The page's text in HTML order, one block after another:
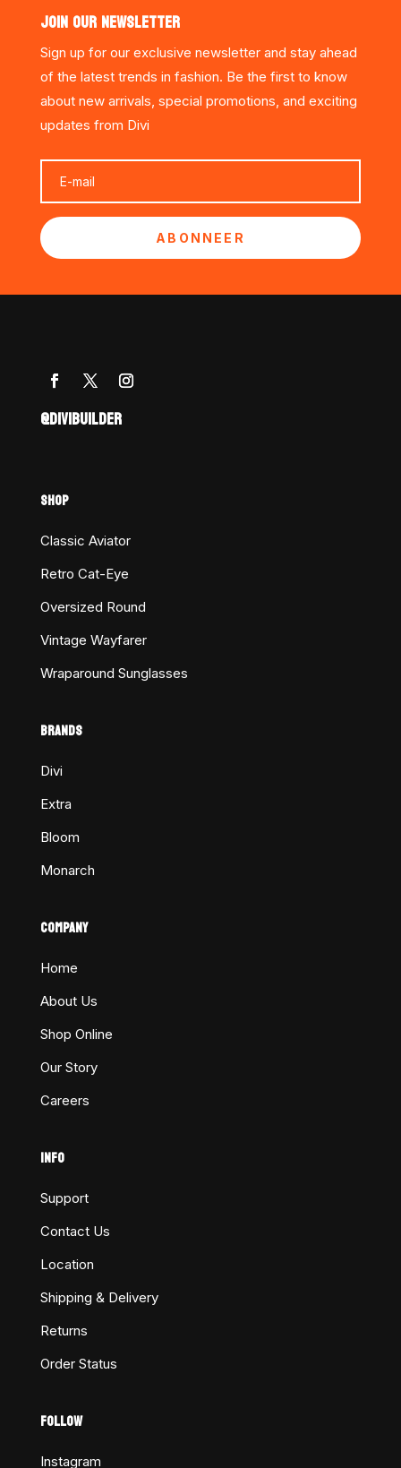
JOIN OUR NEWSLETTER
Sign up for our exclusive newsletter and stay ahead
of the latest trends in fashion. Be the first to know
about new arrivals, special promotions, and exciting
updates from Divi
ABONNEER
@DIVIBUILDER
SHOP
Classic Aviator
Retro Cat-Eye
Oversized Round
Vintage Wayfarer
Wraparound Sunglasses
BRANDS
Divi
Extra
Bloom
Monarch
COMPANY
Home
About Us
Shop Online
Our Story
Careers
INFO
Support
Contact Us
Location
Shipping & Delivery
Returns
Order Status
FOLLOW
Instagram